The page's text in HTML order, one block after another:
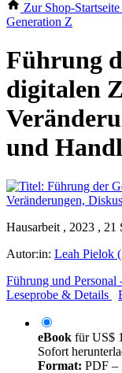
Zur Shop-Startseite
Generation Z
Führung
digitalen
und
Hausarbeit , 2023 , 21
Autor:in: Leah Pielok
Führung und Personal
Leseprobe & Details
eBook fürUS$
Sofort
Format: PDF –